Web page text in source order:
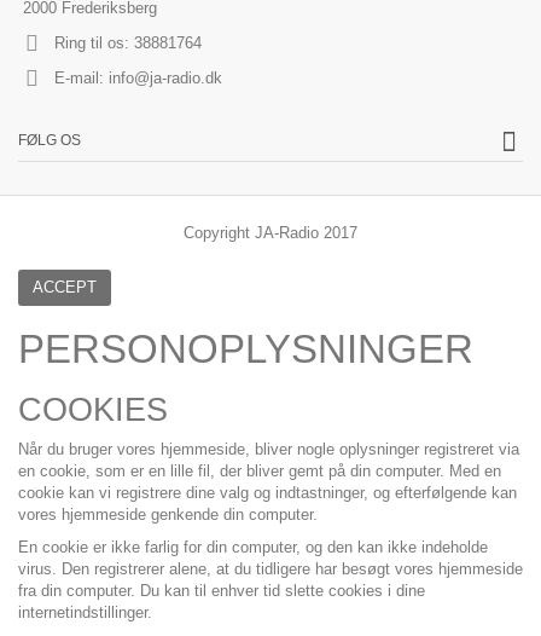
2000 Frederiksberg
Ring til os: 38881764
E-mail: info@ja-radio.dk
FØLG OS
Copyright JA-Radio 2017
ACCEPT
PERSONOPLYSNINGER
COOKIES
Når du bruger vores hjemmeside, bliver nogle oplysninger registreret via
en cookie, som er en lille fil, der bliver gemt på din computer. Med en
cookie kan vi registrere dine valg og indtastninger, og efterfølgende kan
vores hjemmeside genkende din computer.
En cookie er ikke farlig for din computer, og den kan ikke indeholde
virus. Den registrerer alene, at du tidligere har besøgt vores hjemmeside
fra din computer. Du kan til enhver tid slette cookies i dine
internetindstillinger.